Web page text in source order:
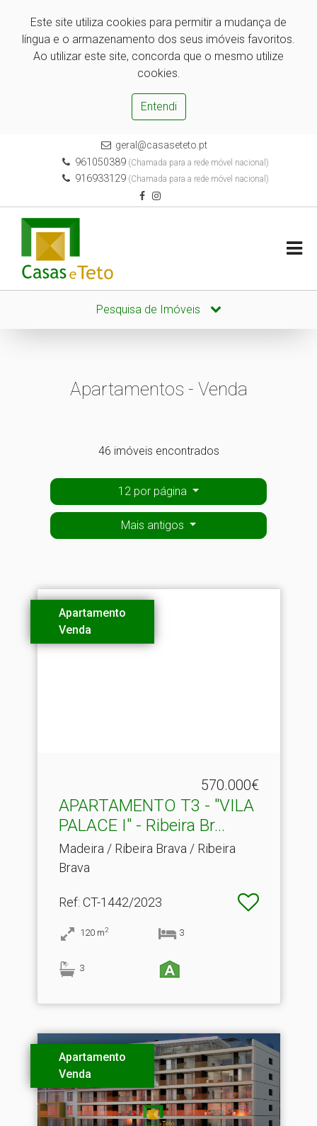
Este site utiliza cookies para permitir a mudança de
língua e o armazenamento dos seus imóveis favoritos.
Ao utilizar este site, concorda que o mesmo utilize
cookies.
Entendi
geral@casaseteto.pt
961050389 (Chamada para a rede móvel nacional)
916933129 (Chamada para a rede móvel nacional)
Pesquisa de Imóveis
Apartamentos - Venda
46 imóveis encontrados
12 por página
Mais antigos
Apartamento
Venda
570.000€
APARTAMENTO T3 - "VILA
PALACE I" - Ribeira Br.​..
Madeira / Ribeira Brava / Ribeira
Brava
Ref: CT-1442/2023
120 m2 3
3
Apartamento
Venda